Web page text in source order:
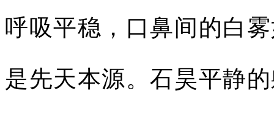
呼吸平稳，口鼻间的白
是先天本源。石昊平静